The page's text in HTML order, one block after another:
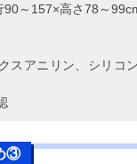
90～157×高さ78～
スアニリン、シリコ
③